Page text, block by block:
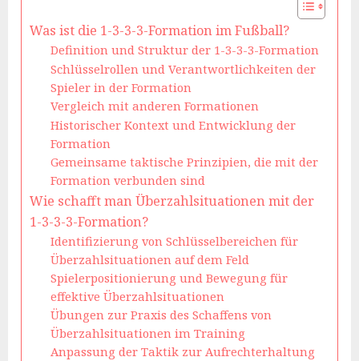
Was ist die 1-3-3-3-Formation im Fußball?
Definition und Struktur der 1-3-3-3-Formation
Schlüsselrollen und Verantwortlichkeiten der
Spieler in der Formation
Vergleich mit anderen Formationen
Historischer Kontext und Entwicklung der
Formation
Gemeinsame taktische Prinzipien, die mit der
Formation verbunden sind
Wie schafft man Überzahlsituationen mit der
1-3-3-3-Formation?
Identifizierung von Schlüsselbereichen für
Überzahlsituationen auf dem Feld
Spielerpositionierung und Bewegung für
effektive Überzahlsituationen
Übungen zur Praxis des Schaffens von
Überzahlsituationen im Training
Anpassung der Taktik zur Aufrechterhaltung